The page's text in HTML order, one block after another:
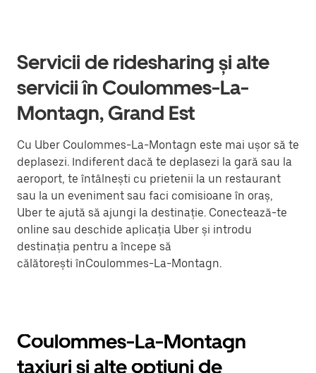
Servicii de ridesharing și alte
servicii în Coulommes-La-
Montagn, Grand Est
Cu Uber Coulommes-La-Montagn este mai ușor să te
deplasezi. Indiferent dacă te deplasezi la gară sau la
aeroport, te întâlnești cu prietenii la un restaurant
sau la un eveniment sau faci comisioane în oraș,
Uber te ajută să ajungi la destinație. Conectează-te
online sau deschide aplicația Uber și introdu
destinația pentru a începe să
călătorești înCoulommes-La-Montagn.
Coulommes-La-Montagn
taxiuri și alte opțiuni de